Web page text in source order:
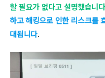
할 필요가 없다고 설명했습니다
하고 해킹으로 인한 리스크를
대됩니다.